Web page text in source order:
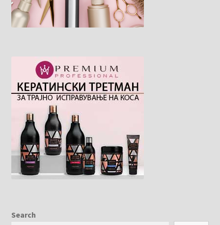
Search